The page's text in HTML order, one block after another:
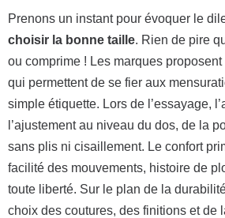
Prenons un instant pour évoquer le
choisir la bonne taille. Rien de pire
ou comprime ! Les marques
qui permettent de se fier aux
simple étiquette. Lors de l’essayage,
l’ajustement au niveau du dos, de la
sans plis ni cisaillement. Le confort
facilité des mouvements, histoire de
toute liberté. Sur le plan de la
choix des coutures, des finitions et de